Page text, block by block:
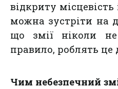
відкриту
можна зустріти на
що змії ніколи
правило, роблять це
Чим небезпечний